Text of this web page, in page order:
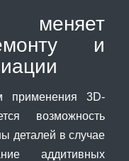
меняет
и
применения 3D-
возможность
деталей в случае
аддитивных